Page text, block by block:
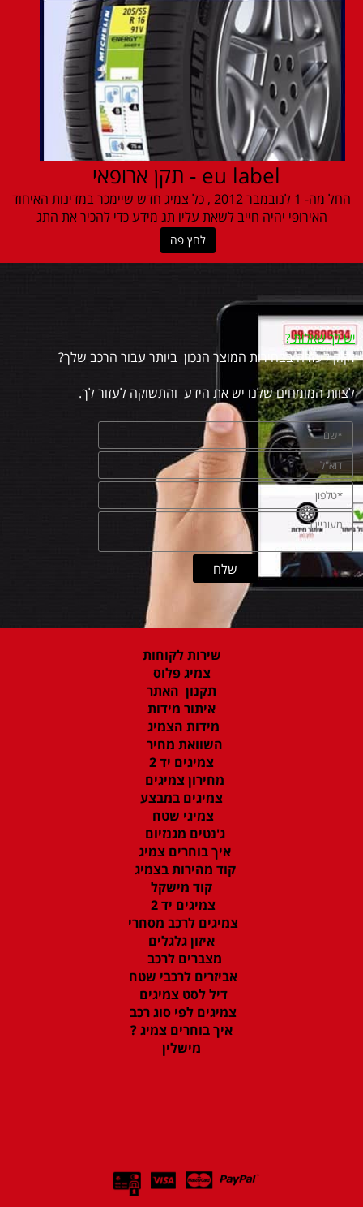
eu label - תקן ארופאי
החל מה- 1 לנובמבר 2012 , כל צמיג חדש שיימכר במדינות האיחוד
האירופי יהיה חייב לשאת עליו תג מידע כדי להכיר את התג
לחץ פה
יש לך שאלות?
זקוק לעזרה בבחירות המוצר הנכון ביותר עבור הרכב שלך?
לצוות המומחים שלנו יש את הידע והתשוקה לעזור לך.
שירות לקוחות
צמיג פלוס
תקנון האתר
איתור מידות
מידות הצמיג
השוואת מחיר
צמיגים יד 2
מחירון צמיגים
צמיגים במבצע
צמיגי שטח
ג'נטים מגנזיום
איך בוחרים צמיג
קוד מהירות בצמיג
קוד מישקל
צמיגים יד 2
צמיגים לרכב מסחרי
איזון גלגלים
מצברים לרכב
אביזרים לרכבי שטח
דיל לסט צמיגים
צמיגים לפי סוג רכב
איך בוחרים צמיג ?
מישלין